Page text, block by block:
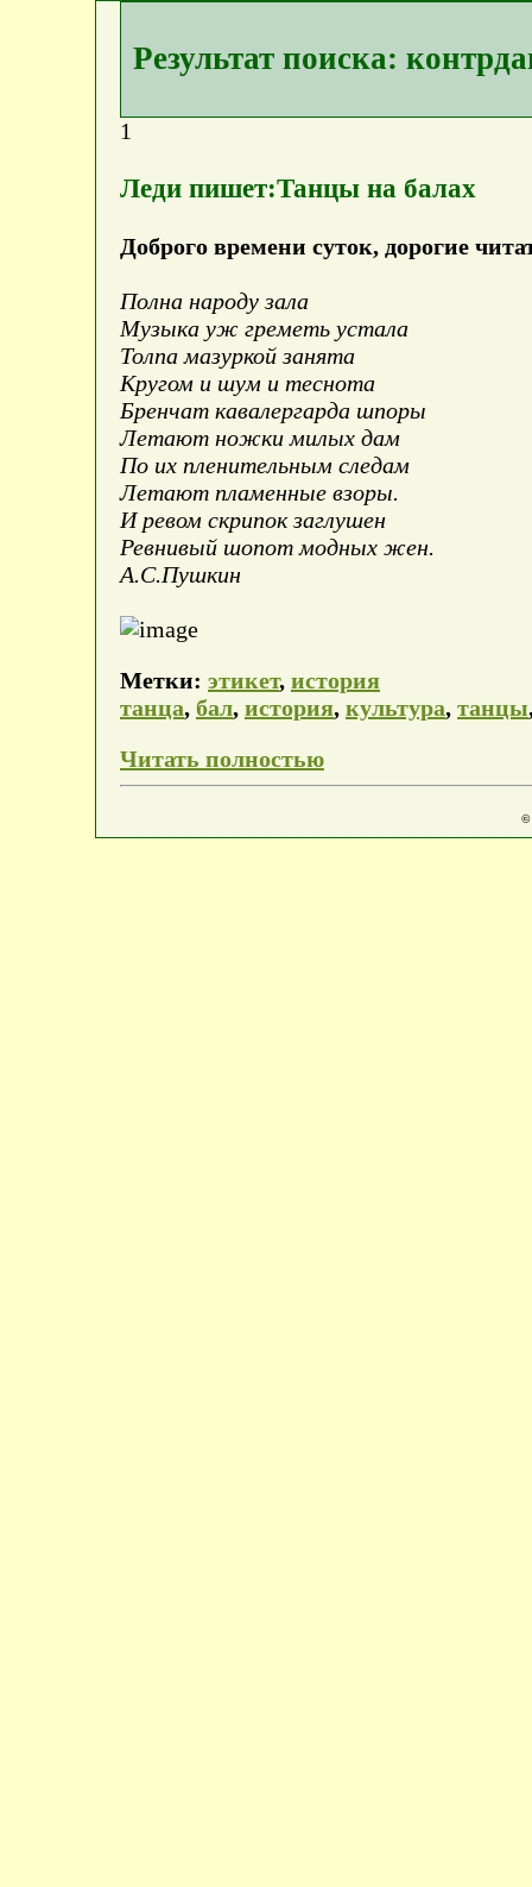
Результат поиска:
1
Леди пишет:Танцы на балах
Доброго времени суток, дорогие
Полна народу зала
Музыка уж греметь устала
Толпа мазуркой занята
Кругом и шум и теснота
Бренчат кавалергарда шпоры
Летают ножки милых дам
По их пленительным следам
Летают пламенные взоры.
И ревом скрипок заглушен
Ревнивый шопот модных жен.
А.С.Пушкин
Метки: этикет, история
танца, бал, история, культура, танцы
Читать полностью
©